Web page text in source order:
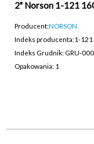
2" Norson 1-121
Producent:NORSON
Indeks producenta:1-121
Indeks Grudnik: GRU-
Opakowania: 1